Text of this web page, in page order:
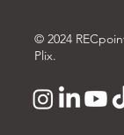
© 2024
Plix.